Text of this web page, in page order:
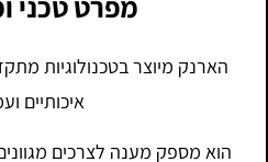
הארנק מיוצר בטכנולוגיות
איכותיים
הוא מספק מענה לצרכים